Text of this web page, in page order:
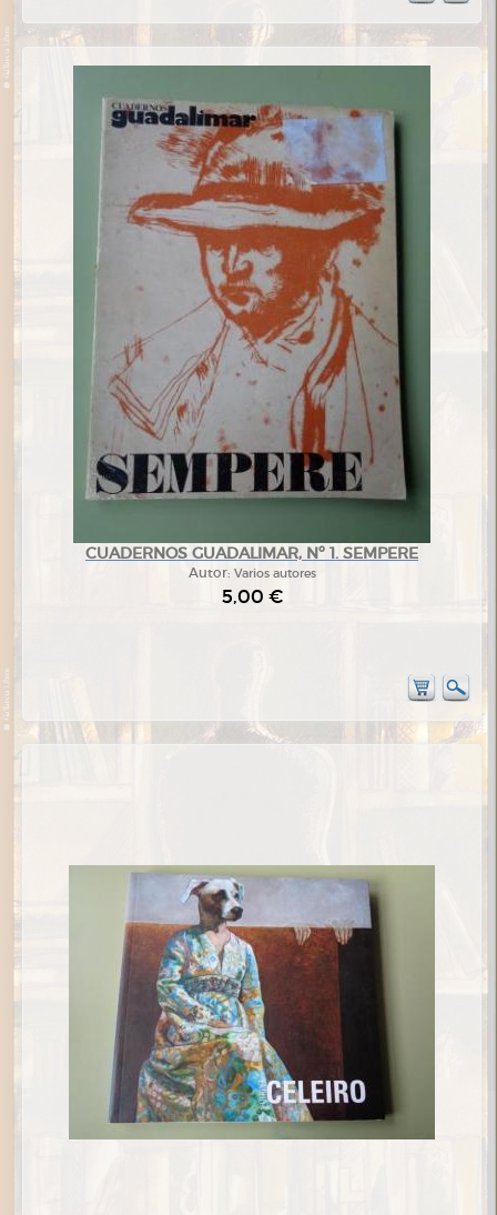
CUADERNOS GUADALIMAR, Nº 1. SEMPERE
Autor: Varios autores
5,00 €